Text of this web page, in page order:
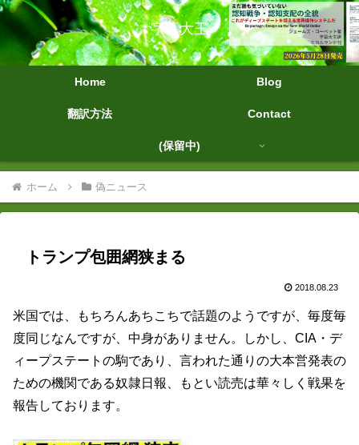
字幕大王
Home Blog
翻訳方法 Contact
(保留中)
ホーム 偽ニュース
トランプ包囲網狭まる
2018.08.23
米国では、もちろんあちこちで話題のようですが、毎度毎
度同じなんですが、中身がありません。しかし、CIA・デ
ィープステートの駒であり、言われた通りの大本営発表の
ための機関である奴隷日報、もとい読売は華々しく戦果を
報告しております。